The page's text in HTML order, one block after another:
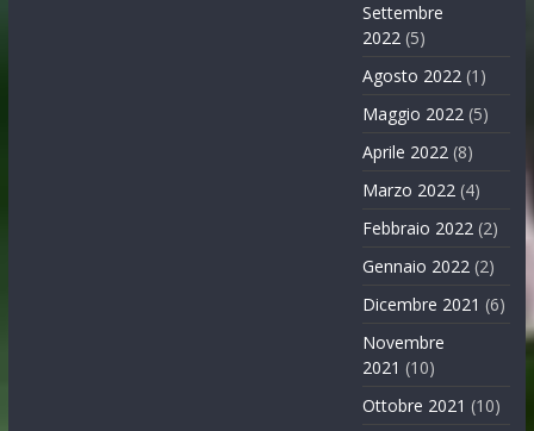
Settembre
2022 (5)
Agosto 2022 (1)
Maggio 2022 (5)
Aprile 2022 (8)
Marzo 2022 (4)
Febbraio 2022 (2)
Gennaio 2022 (2)
Dicembre 2021 (6)
Novembre
2021 (10)
Ottobre 2021 (10)